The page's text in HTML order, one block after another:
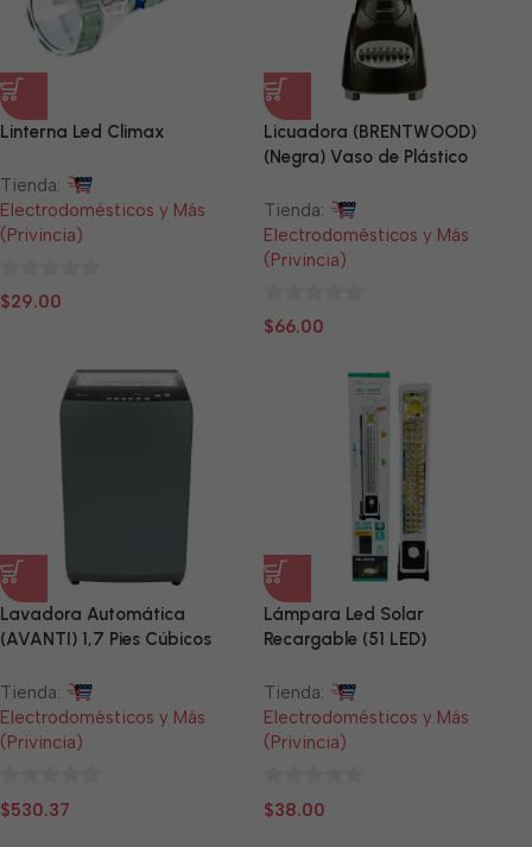
Linterna Led Climax
Tienda:
Electrodomésticos y Más
(Privincia)
0
$29.00
Licuadora (BRENTWOOD)
(Negra) Vaso de Plástico
Tienda:
Electrodomésticos y Más
(Privincia)
0
$66.00
Lavadora Automática
(AVANTI) 1,7 Pies Cúbicos
Tienda:
Electrodomésticos y Más
(Privincia)
0
$530.37
Lámpara Led Solar
Recargable (51 LED)
Tienda:
Electrodomésticos y Más
(Privincia)
0
$38.00